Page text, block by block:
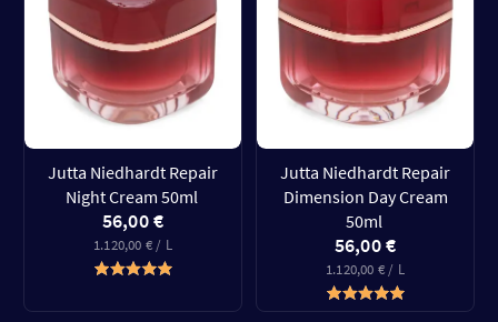
Jutta Niedhardt Repair
Night Cream 50ml
56,00 €
1.120,00 € / L
Jutta Niedhardt Repair
Dimension Day Cream
50ml
56,00 €
1.120,00 € / L